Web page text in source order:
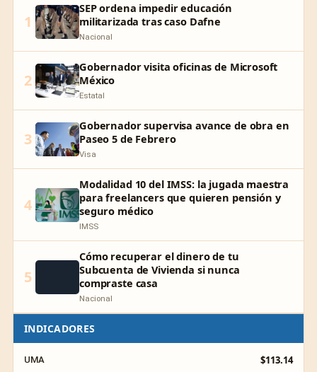
1
SEP ordena impedir educación
militarizada tras caso Dafne
Nacional
2
Gobernador visita oficinas de Microsoft
México
Estatal
3
Gobernador supervisa avance de obra en
Paseo 5 de Febrero
Visa
4
Modalidad 10 del IMSS: la jugada maestra
para freelancers que quieren pensión y
seguro médico
IMSS
5
Cómo recuperar el dinero de tu
Subcuenta de Vivienda si nunca
compraste casa
Nacional
INDICADORES
UMA $113.14